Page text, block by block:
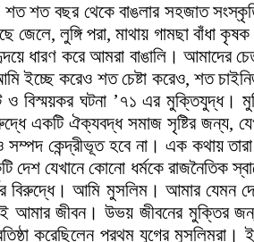
শত বছর থেকে বাঙলার সহজাত
জেলে, লুঙ্গি পরা, মাথায় গামছা বাঁধা
ধারণ করে আমরা বাঙালি। আমাদের
ইচ্ছে করেও শত চেষ্টা করেও, শত
ও বিস্ময়কর ঘটনা ’৭১ এর
একটি ঐক্যবদ্ধ সমাজ সৃষ্টির জন্য,
সম্পদ কেন্দ্রীভূত হবে না। এক কথায়
দেশ যেখানে কোনো ধর্মকে রাজনৈতিক
বিরুদ্ধে। আমি মুসলিম। আমার
জীবন। উভয় জীবনের মুক্তির জন্য
করেছিলেন প্রথম যুগের